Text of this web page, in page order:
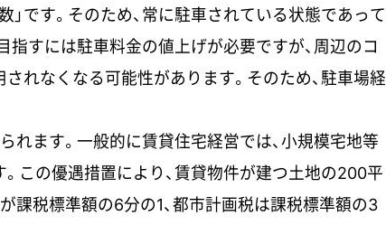
です。そのため、常に駐車されている状態であって
指すには駐車料金の値上げが必要ですが、周辺のコ
れなくなる可能性があります。そのため、駐車場経
れます。一般的に賃貸住宅経営では、小規模宅地等
この優遇措置により、賃貸物件が建つ土地の200平
課税標準額の6分の1、都市計画税は課税標準額の3